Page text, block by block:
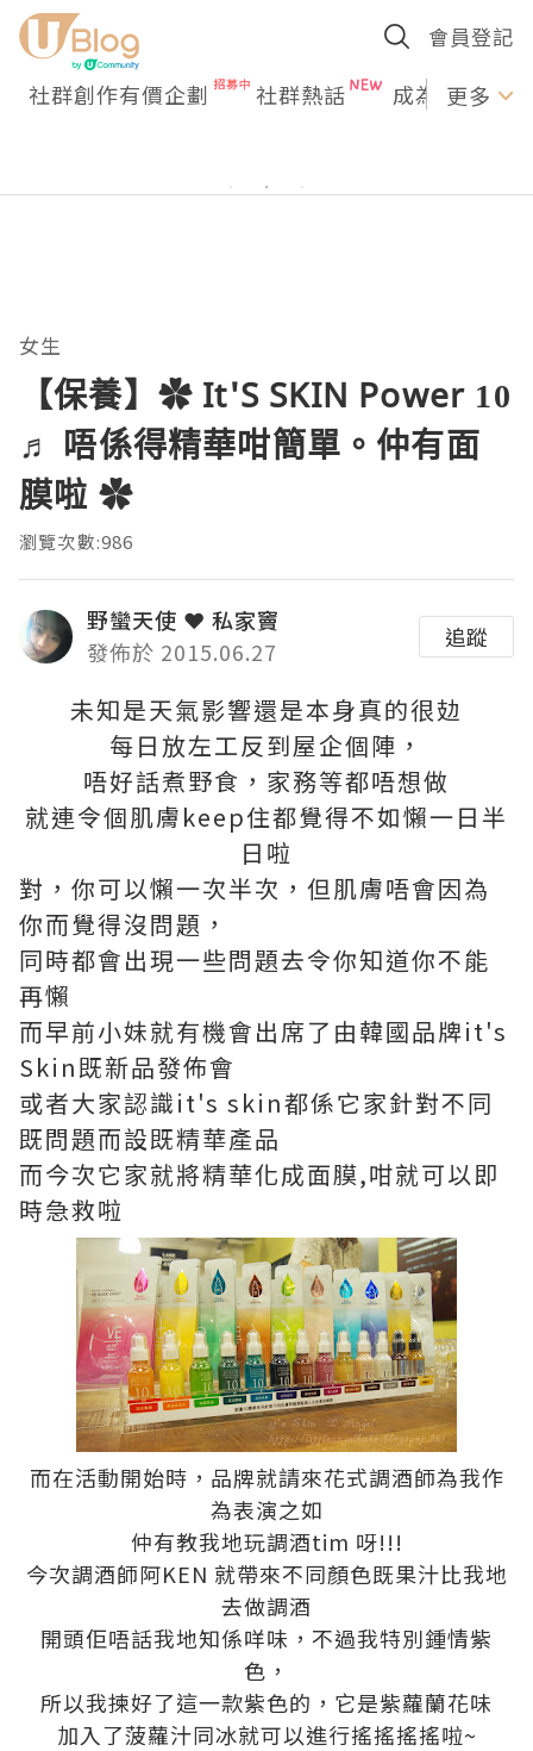
會員登記
社群創作有價企劃 社群熱話 成為U更多
女生
【保養】✿ It'S SKIN Power 10
♬ 唔係得精華咁簡單。仲有面
膜啦 ✿
瀏覽次數:986
野蠻天使 ❤ 私家竇
發佈於 2015.06.27
追蹤
未知是天氣影響還是本身真的很攰
每日放左工反到屋企個陣，
唔好話煮野食，家務等都唔想做
就連令個肌膚keep住都覺得不如懶一日半
日啦
對，你可以懶一次半次，但肌膚唔會因為
你而覺得沒問題，
同時都會出現一些問題去令你知道你不能
再懶
而早前小妹就有機會出席了由韓國品牌it's
Skin既新品發佈會
或者大家認識it's skin都係它家針對不同
既問題而設既精華產品
而今次它家就將精華化成面膜,咁就可以即
時急救啦
而在活動開始時，品牌就請來花式調酒師為我作
為表演之如
仲有教我地玩調酒tim 呀!!!
今次調酒師阿KEN 就帶來不同顏色既果汁比我地
去做調酒
開頭佢唔話我地知係咩味，不過我特別鍾情紫
色，
所以我揀好了這一款紫色的，它是紫蘿蘭花味
加入了菠蘿汁同冰就可以進行搖搖搖搖啦~